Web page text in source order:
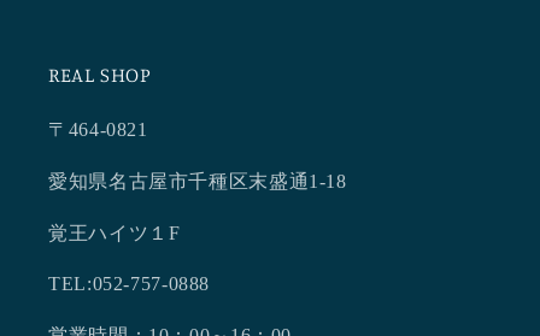
REAL SHOP
〒464-0821
愛知県名古屋市千種区末盛通1-18
覚王ハイツ１F
TEL:052-757-0888